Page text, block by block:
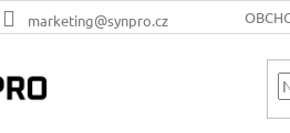
marketing@synpro.cz